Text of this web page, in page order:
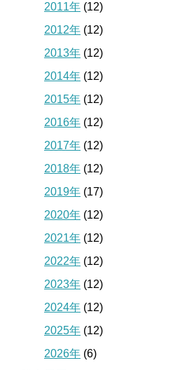
2011年 (12)
2012年 (12)
2013年 (12)
2014年 (12)
2015年 (12)
2016年 (12)
2017年 (12)
2018年 (12)
2019年 (17)
2020年 (12)
2021年 (12)
2022年 (12)
2023年 (12)
2024年 (12)
2025年 (12)
2026年 (6)